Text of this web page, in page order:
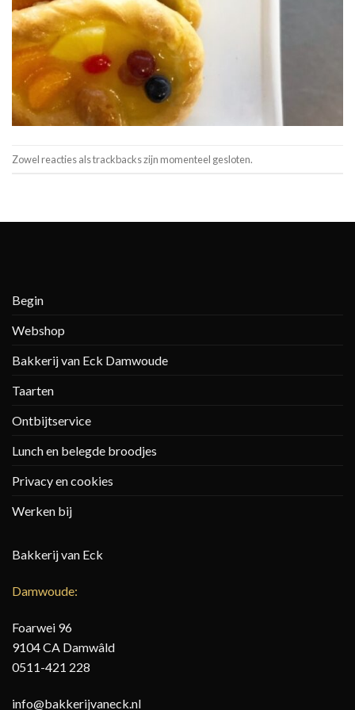
Zowel reacties als trackbacks zijn momenteel gesloten.
Begin
Webshop
Bakkerij van Eck Damwoude
Taarten
Ontbijtservice
Lunch en belegde broodjes
Privacy en cookies
Werken bij
Bakkerij van Eck
Damwoude:
Foarwei 96
9104 CA Damwâld
0511-421 228
info@bakkerijvaneck.nl